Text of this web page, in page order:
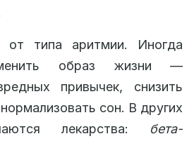
от типа аритмии. Иногда
образ жизни —
привычек, снизить
сон. В других
лекарства: бета-